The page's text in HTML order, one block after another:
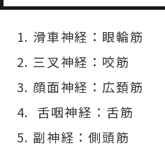
滑車神経：眼輪筋
三叉神経：咬筋
顔面神経：広頚筋
舌咽神経：舌筋
副神経：側頭筋